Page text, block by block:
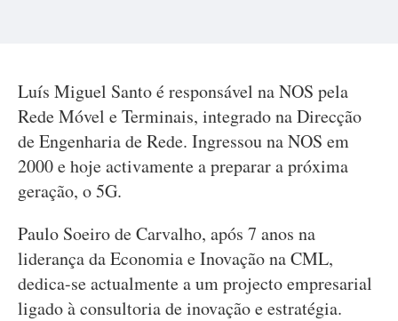
Luís Miguel Santo é responsável na NOS pela
Rede Móvel e Terminais, integrado na Direcção
de Engenharia de Rede. Ingressou na NOS em
2000 e hoje activamente a preparar a próxima
geração, o 5G.
Paulo Soeiro de Carvalho, após 7 anos na
liderança da Economia e Inovação na CML,
dedica-se actualmente a um projecto empresarial
ligado à consultoria de inovação e estratégia.